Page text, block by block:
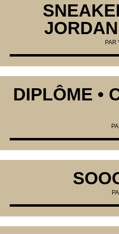
PAR
DIPLÔME •